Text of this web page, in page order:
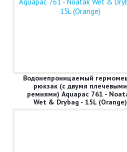
Водонепроницаемый
рюкзак (с двумя плечевыми
ремнями) Aquapac 761 -
Wet & Drybag - 15L (Orange)